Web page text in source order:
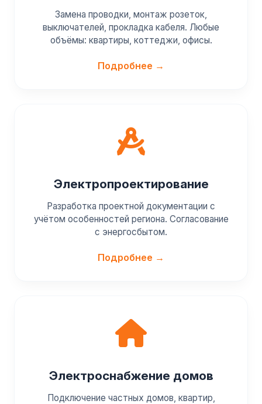
Замена проводки, монтаж розеток,
выключателей, прокладка кабеля. Любые
объёмы: квартиры, коттеджи, офисы.
Подробнее →
Электропроектирование
Разработка проектной документации с
учётом особенностей региона. Согласование
с энергосбытом.
Подробнее →
Электроснабжение домов
Подключение частных домов, квартир,